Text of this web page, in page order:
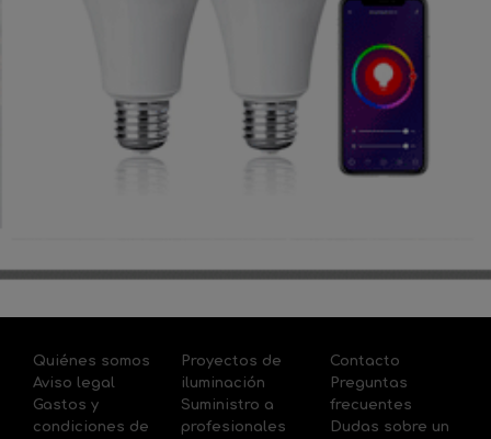
Quiénes somos
Aviso legal
Gastos y
condiciones de
Proyectos de
iluminación
Suministro a
profesionales
Contacto
Preguntas
frecuentes
Dudas sobre un